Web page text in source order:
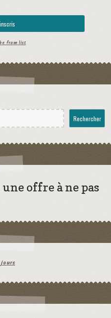
from list
Rechercher
offre à ne pas